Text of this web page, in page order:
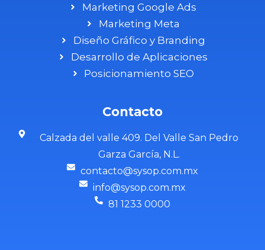
Marketing Google Ads
Marketing Meta
Diseño Gráfico y Branding
Desarrollo de Aplicaciones
Posicionamiento SEO
Contacto
Calzada del valle 409. Del Valle San Pedro
Garza García, N.L.
contacto@sysop.com.mx
info@sysop.com.mx
81 1233 0000